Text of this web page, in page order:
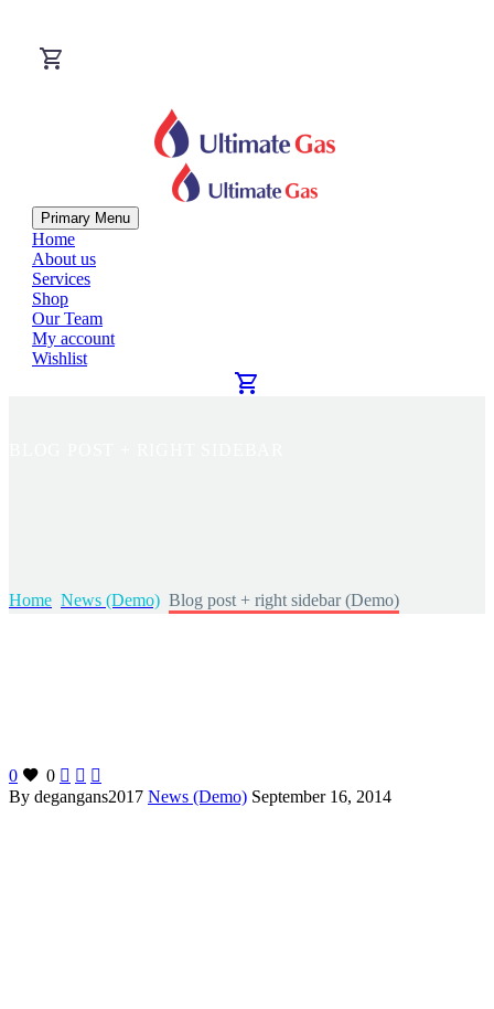
Primary Menu
Home
About us
Services
Shop
Our Team
My account
Wishlist
Home News (Demo) Blog post + right sidebar (Demo)
0 0   
By degangans2017 News (Demo) September 16, 2014